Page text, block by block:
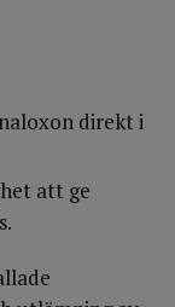
direkt i
att ge